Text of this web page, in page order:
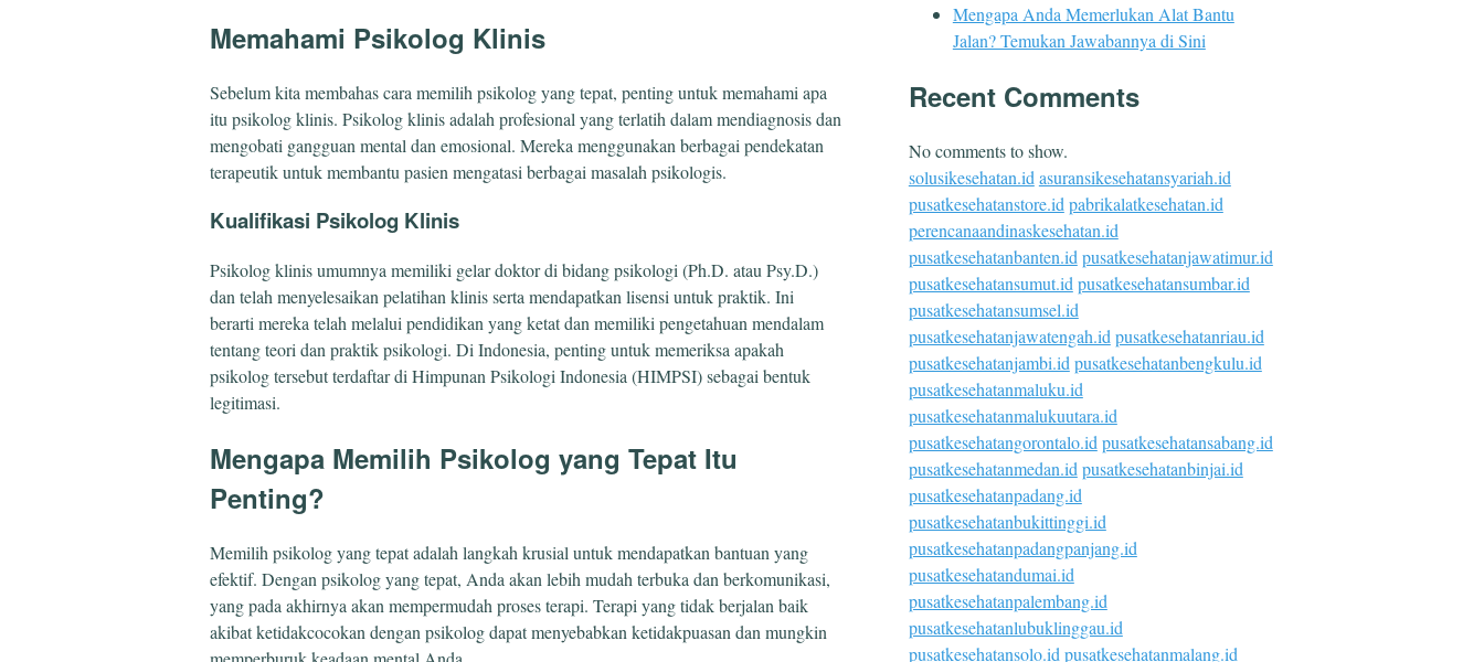
Memahami Psikolog Klinis
Sebelum kita membahas cara memilih psikolog yang tepat, penting untuk memahami apa
itu psikolog klinis. Psikolog klinis adalah profesional yang terlatih dalam mendiagnosis dan
mengobati gangguan mental dan emosional. Mereka menggunakan berbagai pendekatan
terapeutik untuk membantu pasien mengatasi berbagai masalah psikologis.
Kualifikasi Psikolog Klinis
Psikolog klinis umumnya memiliki gelar doktor di bidang psikologi (Ph.D. atau Psy.D.)
dan telah menyelesaikan pelatihan klinis serta mendapatkan lisensi untuk praktik. Ini
berarti mereka telah melalui pendidikan yang ketat dan memiliki pengetahuan mendalam
tentang teori dan praktik psikologi. Di Indonesia, penting untuk memeriksa apakah
psikolog tersebut terdaftar di Himpunan Psikologi Indonesia (HIMPSI) sebagai bentuk
legitimasi.
Mengapa Memilih Psikolog yang Tepat Itu
Penting?
Memilih psikolog yang tepat adalah langkah krusial untuk mendapatkan bantuan yang
efektif. Dengan psikolog yang tepat, Anda akan lebih mudah terbuka dan berkomunikasi,
yang pada akhirnya akan mempermudah proses terapi. Terapi yang tidak berjalan baik
akibat ketidakcocokan dengan psikolog dapat menyebabkan ketidakpuasan dan mungkin
Mengapa Anda Memerlukan Alat Bantu
Jalan? Temukan Jawabannya di Sini
Recent Comments
No comments to show.
solusikesehatan.id asuransikesehatansyariah.id
pusatkesehatanstore.id pabrikalatkesehatan.id
perencanaandinaskesehatan.id
pusatkesehatanbanten.id pusatkesehatanjawatimur.id
pusatkesehatansumut.id pusatkesehatansumbar.id
pusatkesehatansumsel.id
pusatkesehatanjawatengah.id pusatkesehatanriau.id
pusatkesehatanjambi.id pusatkesehatanbengkulu.id
pusatkesehatanmaluku.id
pusatkesehatanmalukuutara.id
pusatkesehatangorontalo.id pusatkesehatansabang.id
pusatkesehatanmedan.id pusatkesehatanbinjai.id
pusatkesehatanpadang.id
pusatkesehatanbukittinggi.id
pusatkesehatanpadangpanjang.id
pusatkesehatandumai.id
pusatkesehatanpalembang.id
pusatkesehatanlubuklinggau.id
pusatkesehatansolo.id pusatkesehatanmalang.id